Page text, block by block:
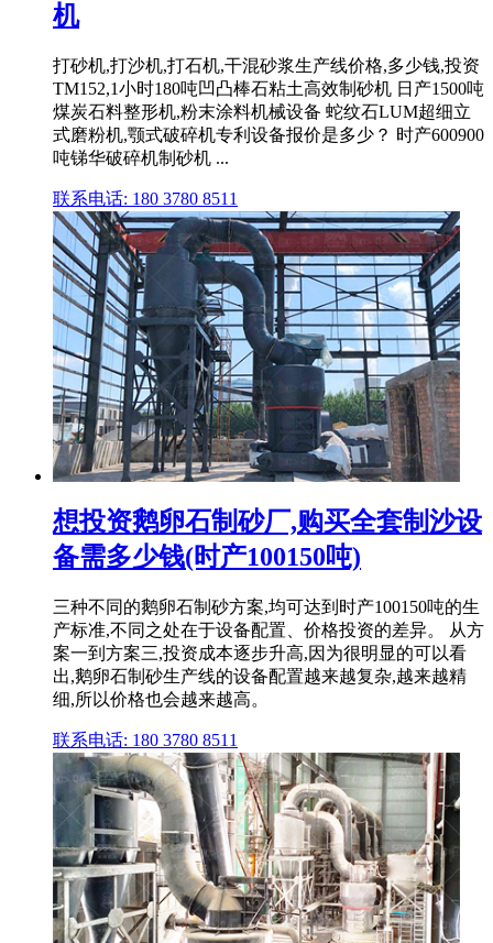
机
打砂机,打沙机,打石机,干混砂浆生产线价格,多少钱,投资
TM152,1小时180吨凹凸棒石粘土高效制砂机 日产1500吨
煤炭石料整形机,粉末涂料机械设备 蛇纹石LUM超细立
式磨粉机,颚式破碎机专利设备报价是多少？ 时产600900
吨锑华破碎机制砂机 ...
联系电话: 180 3780 8511
想投资鹅卵石制砂厂,购买全套制沙设
备需多少钱(时产100150吨)
三种不同的鹅卵石制砂方案,均可达到时产100150吨的生
产标准,不同之处在于设备配置、价格投资的差异。 从方
案一到方案三,投资成本逐步升高,因为很明显的可以看
出,鹅卵石制砂生产线的设备配置越来越复杂,越来越精
细,所以价格也会越来越高。
联系电话: 180 3780 8511